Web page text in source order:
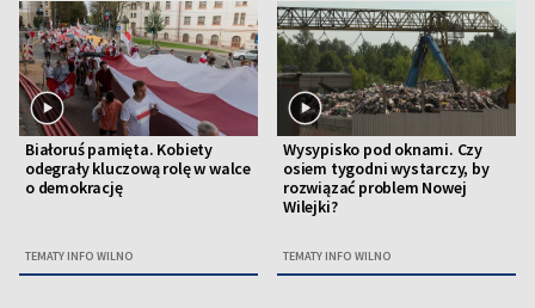
Białoruś pamięta. Kobiety
odegrały kluczową rolę w walce
o demokrację
TEMATY INFO WILNO
Wysypisko pod oknami. Czy
osiem tygodni wystarczy, by
rozwiązać problem Nowej
Wilejki?
TEMATY INFO WILNO